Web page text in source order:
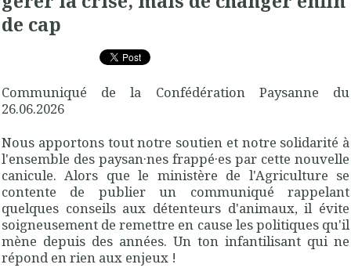
de cap
Communiqué de la Confédération Paysanne du
26.06.2026
Nous apportons tout notre soutien et notre solidarité à
l'ensemble des paysan·nes frappé·es par cette nouvelle
canicule. Alors que le ministère de l'Agriculture se
contente de publier un communiqué rappelant
quelques conseils aux détenteurs d'animaux, il évite
soigneusement de remettre en cause les politiques qu'il
mène depuis des années. Un ton infantilisant qui ne
répond en rien aux enjeux !